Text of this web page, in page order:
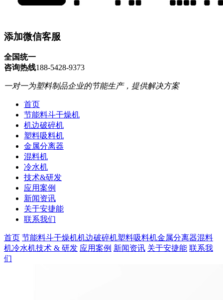
添加微信客服
全国统一
咨询热线188-5428-9373
一对一为塑料制品企业的节能生产，提供解决方案
首页
节能料斗干燥机
机边破碎机
塑料吸料机
金属分离器
混料机
冷水机
技术&研发
应用案例
新闻资讯
关于安捷能
联系我们
首页 节能料斗干燥机机边破碎机塑料吸料机金属分离器混料
机冷水机技术 & 研发 应用案例 新闻资讯 关于安捷能 联系我
们